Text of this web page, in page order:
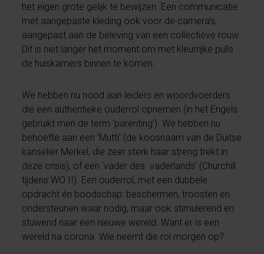
het eigen grote gelijk te bewijzen. Een communicatie
met aangepaste kleding ook voor de camera’s,
aangepast aan de beleving van een collectieve rouw.
Dit is niet langer het moment om met kleurrijke pulls
de huiskamers binnen te komen.
We hebben nu nood aan leiders en woordvoerders
die een authentieke ouderrol opnemen (in het Engels
gebruikt men de term ‘parenting’). We hebben nu
behoefte aan een ‘Mutti’ (de koosnaam van de Duitse
kanselier Merkel, die zeer sterk haar streng trekt in
deze crisis), of een ‘vader des vaderlands’ (Churchill
tijdens WO II). Een ouderrol, met een dubbele
opdracht én boodschap: beschermen, troosten en
ondersteunen waar nodig, maar ook stimulerend en
stuwend naar een nieuwe wereld. Want er is een
wereld na corona. Wie neemt die rol morgen op?